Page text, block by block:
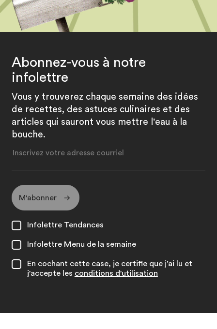
Abonnez-vous à notre
infolettre
Vous y trouverez chaque semaine des idées
de recettes, des astuces culinaires et des
articles qui sauront vous mettre l'eau à la
bouche.
M'abonner
Infolettre Tendances
Infolettre Menu de la semaine
En cochant cette case, je certifie que j’ai lu et
j'accepte les conditions d'utilisation